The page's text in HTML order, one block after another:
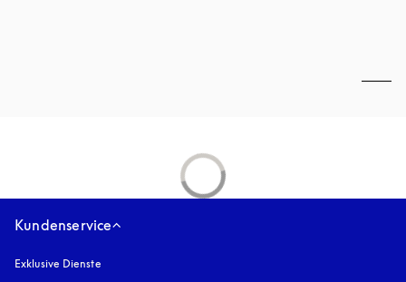
Kundenservice
Exklusive Dienste